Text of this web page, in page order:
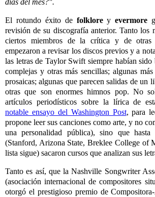
días del mes?".
El rotundo éxito de folkloreyevermore
revisión de su discografía anterior. Tanto los
ciertos miembros de la crítica y de otras
empezaron a revisar los discos previos y a
las letras de Taylor Swift siempre habían sido
complejas y otras más sencillas; algunas
prosaicas; algunas que parecen salidas de
otras que son enormes himnos pop. No
artículos periodísticos sobre la lírica de
notable ensayo del Washington Post, para
propone leer sus canciones como arte, y no
una personalidad pública), sino que hasta
(Stanford, Arizona State, Breklee College of
lista sigue) sacaron cursos que analizan sus
Tanto es así, que la Nashville Songwriter
(asociación internacional de compositores
otorgó el prestigioso premio de